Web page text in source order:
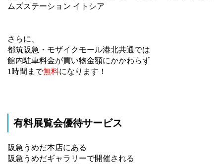
ムズステーション イトシア
さらに、
都筑阪急・モザイクモール港北共通では
館内駐車料金が買い物金額にかかわらず
1時間まで無料になります！
有料展覧会優待サービス
阪急うめだ本店にある
阪急うめだギャラリーで開催される